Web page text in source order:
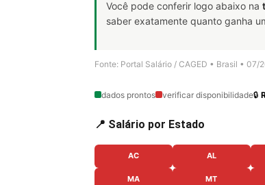
Você pode conferir logo abaixo na
saber exatamente quanto ganha
Fonte: Portal Salário / CAGED • Brasil • 07/
dados prontos verificar disponibilidade🔒
📍 Salário por Estado
AC AL
MA MT